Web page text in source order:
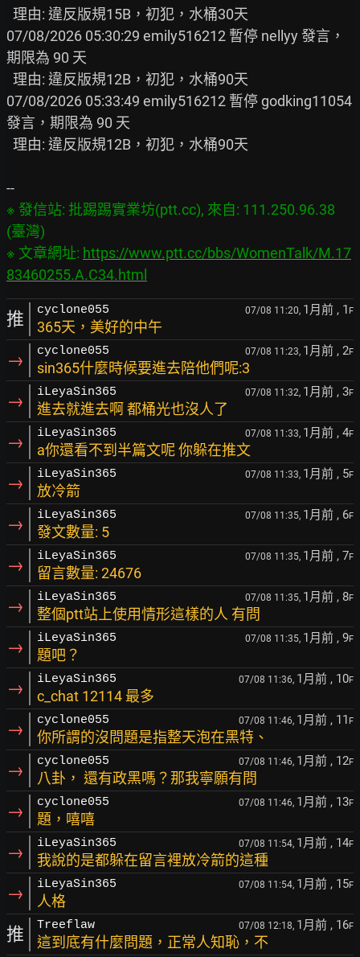
07/08/2026 05:30:29 emily516212 暫停 nellyy 發言，
期限為 90 天
07/08/2026 05:33:49 emily516212 暫停 godking11054
發言，期限為 90 天
※ 發信站: 批踢踢實業坊(ptt.cc), 來自: 111.250.96.38
(臺灣)
※ 文章網址: https://www.ptt.cc/bbs/WomenTalk/M.17
83460255.A.C34.html
推 cyclone055 07/08 11:20, 1月前 , 1 F
365天，美好的中午
→ cyclone055 07/08 11:23, 1月前 , 2F
sin365什麼時候要進去陪他們呢:3
→ iLeyaSin365 07/08 11:32, 1月前 , 3F
進去就進去啊 都桶光也沒人了
→ iLeyaSin365 07/08 11:33, 1月前 , 4F
a你還看不到半篇文呢 你躲在推文
→ iLeyaSin365 07/08 11:33, 1月前 , 5F
放冷箭
→ iLeyaSin365 07/08 11:35, 1月前 , 6F
發文數量: 5
→ iLeyaSin365 07/08 11:35, 1月前 , 7F
留言數量: 24676
→ iLeyaSin365 07/08 11:35, 1月前 , 8F
整個ptt站上使用情形這樣的人 有問
→ iLeyaSin365 07/08 11:35, 1月前 , 9F
題吧？
→ iLeyaSin365 07/08 11:36, 1月前 , 10F
c_chat 12114 最多
→ cyclone055 07/08 11:46, 1月前 , 11 F
你所謂的沒問題是指整天泡在黑特、
→ cyclone055 07/08 11:46, 1月前 , 12F
八卦， 還有政黑嗎？那我寧願有問
→ cyclone055 07/08 11:46, 1月前 , 13F
題，嘻嘻
→ iLeyaSin365 07/08 11:54, 1月前 , 14F
我說的是都躲在留言裡放冷箭的這種
→ iLeyaSin365 07/08 11:54, 1月前 , 15F
人格
推 Treeflaw 07/08 12:18, 1月前 , 16F
這到底有什麼問題，正常人知恥，不